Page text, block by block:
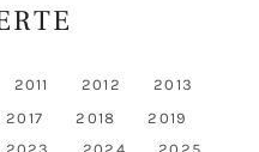
2011 2012
2013
2017 2018
2019